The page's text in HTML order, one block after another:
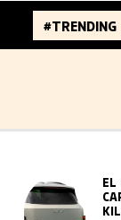
#TRENDING
96.000
EL